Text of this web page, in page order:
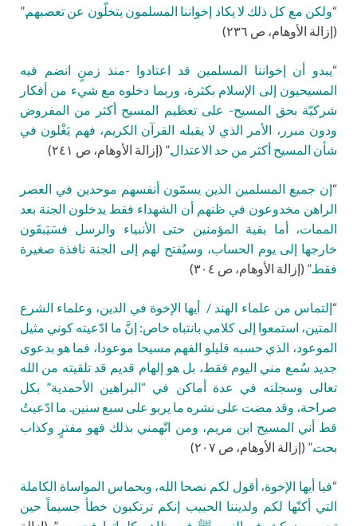
“ولكن مع كل ذلك لا يكاد إخواننا المسلمون يتخلّون عن تعصبهم. ”
(إزالة الأوهام، ص ٢٣٦)
“يبدو أن إخواننا المسلمين قد اعتادوا -منذ زمنٍ انضم فيه
المسيحيون إلى الإسلام بكثرة، وربما دخلوه مع شيء من أفكار
شركيّة بحق المسيح- على تعظيم المسيح أكثر من المفروض
ودون مبرر، الأمر الذي لا يقبله القرآن الكريم، فهم يَغْلون في
شأن المسيح أكثر من حد الاعتدال.” (إزالة الأوهام، ص ٢٤١)
“إن جميع المسلمين الذين يسمّون أنفسهم موحدين في العصر
الراهن مخدوعون في ظنهم أن الشهداء فقط يدخلون الجنة بعد
الممات، أما بقية المؤمنين حتى الأنبياء والرسل فسَيَبقَون
خارجها إلى يوم الحساب، وسيُفتح لهم إلى الجنة نافذة صغيرة
فقط. ” (إزالة الأوهام، ص ٣٠٤)
“إلتماس من علماء الهند / أيها الإخوة في الدين، وعلماء الشرع
المتين، استمعوا إلى كلامي بانتباه خاص: إنَّ ما ادّعيته كوني مثيل
الموعود، الذي حسبه قليلو الفهم مسيحا موعودا، فما هو بدعوى
جديد سُمع مني اليوم فقط، بل هو إلهام قديم قد تلقيته من الله
تعالى وسجلته في عدة أماكن في “البراهين الأحمدية” بكل
صراحة، وقد مضت على نشره ما يربو على سبع سنين. ما ادّعيتُ
قط أني المسيح ابن مريم، ومن اتّهمني بذلك فهو مفترٍ وكذاب
بحت.” (إزالة الأوهام، ص ٢٠٧)
“فيا أيها الإخوة، أقول لكم نصحا الله، وبحماس المواساة الكاملة
التي أكنّها لكم ولديننا الحبيب إنكم ترتكبون خطأ جسيماً حين